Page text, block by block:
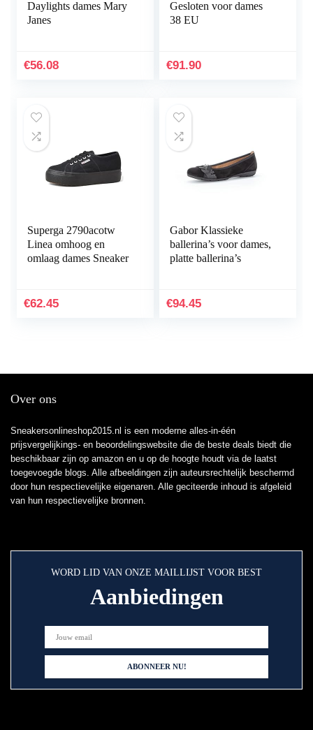
Daylights dames Mary
Janes
€56.08
Gesloten voor dames
38 EU
€91.90
Superga 2790acotw
Linea omhoog en
omlaag dames Sneaker
€62.45
Gabor Klassieke
ballerina’s voor dames,
platte ballerina’s
€94.45
Over ons
Sneakersonlineshop2015.nl is een moderne alles-in-één
prijsvergelijkings- en beoordelingswebsite die de beste deals biedt die
beschikbaar zijn op amazon en u op de hoogte houdt via de laatst
toegevoegde blogs. Alle afbeeldingen zijn auteursrechtelijk beschermd
door hun respectievelijke eigenaren. Alle geciteerde inhoud is afgeleid
van hun respectievelijke bronnen.
WORD LID VAN ONZE MAILLIJST VOOR BEST
Aanbiedingen